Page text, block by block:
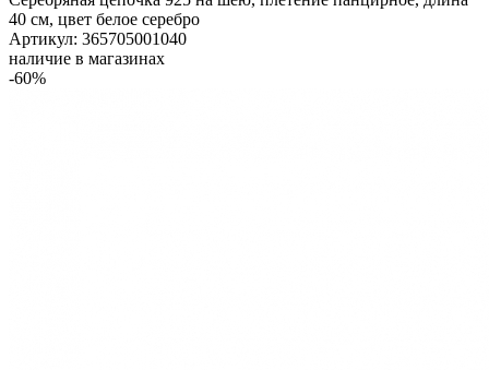
40 см, цвет белое серебро
Артикул: 365705001040
наличие в магазинах
-60%